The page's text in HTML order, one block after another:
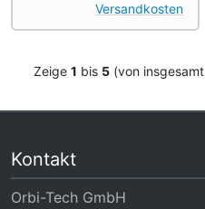
Versandkosten
Zeige 1 bis 5(von insgesamt
Kontakt
Orbi-Tech GmbH